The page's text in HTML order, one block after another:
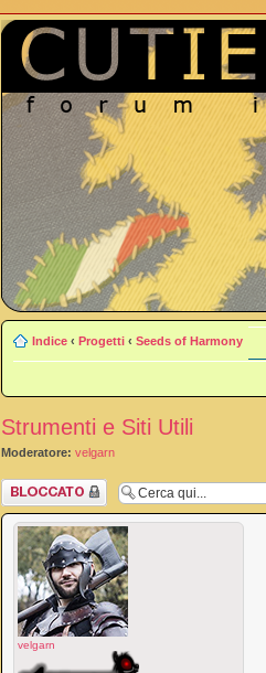
Indice ‹ Progetti ‹ Seeds of Harmony
Strumenti e Siti Utili
Moderatore: velgarn
Argomento
bloccato
velgarn